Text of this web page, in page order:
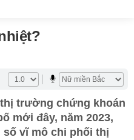
trường chứng khoán
mới đây, năm 2023,
số vĩ mô chi phối thị